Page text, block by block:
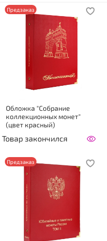
Предзаказ
Обложка "Собрание
коллекционных монет"
(цвет красный)
Товар закончился
Предзаказ